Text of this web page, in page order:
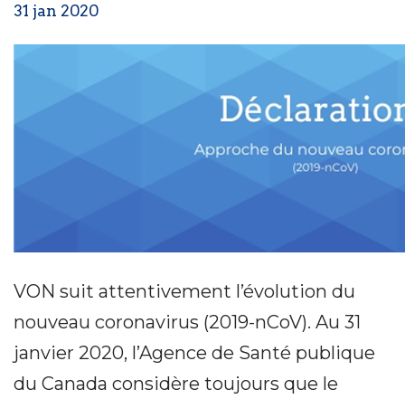
31 jan 2020
VON suit attentivement l’évolution du
nouveau coronavirus (2019-nCoV). Au 31
janvier 2020, l’Agence de Santé publique
du Canada considère toujours que le